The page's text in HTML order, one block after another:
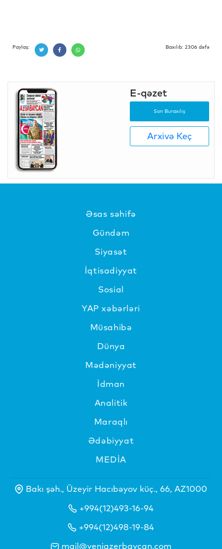
Paylaş: Baxılıb: 2306 dəfə
E-qəzet
Son Buraxılış
Arxivə Keç
Əsas səhifə
Gündəm
Siyasət
İqtisadiyyat
Sosial
YAP xəbərləri
Müsahibə
Dünya
Mədəniyyat
İdman
Analitik
Maraqlı
Ədəbiyyat
MEDİA
Bakı şəh., Üzeyir Hacıbəyov küç., 66, AZ1000
+994(12)493-16-94
+994(12)498-19-84
mail@yeniazerbaycan.com